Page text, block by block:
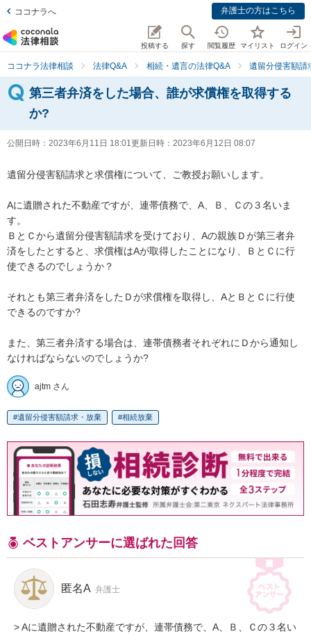
ココナラへ 弁護士の方はこちら
投稿する 探す 閲覧履歴 マイリスト ログイン
ココナラ法律相談 法律Q&A 相続・遺言の法律Q&A 遺留分侵害額請
第三者弁済をした場合、誰が求償権を取得する
か?
公開日時： 2023年6月11日 18:01更新日時： 2023年6月12日 08:07
遺留分侵害額請求と求償権について、ご教授お願いします。
Aに遺贈された不動産ですが、連帯債務で、A、Ｂ、Ｃの３名いま
す。
ＢとＣから遺留分侵害額請求を受けており、Aの親族Ｄが第三者弁
済をしたとすると、求償権はAが取得したことになり、ＢとＣに行
使できるのでしょうか？
それとも第三者弁済をしたＤが求償権を取得し、AとＢとＣに行使
できるのですか?
また、第三者弁済する場合は、連帯債務者それぞれにＤから通知し
なければならないのでしょうか?
ajtm さん
遺留分侵害額請求・放棄 相続放棄
ベストアンサーに選ばれた回答
匿名A 弁護士
> Aに遺贈された不動産ですが、連帯債務で、A、Ｂ、Ｃの３名い